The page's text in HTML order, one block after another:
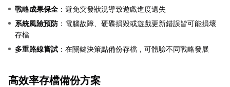
戰略成果保全 ：避免突發狀況導致遊戲進度遺失
系統風險預防：電腦故障、硬碟損毀或遊戲更新錯誤皆可能損壞
存檔
多重路線嘗試 ：在關鍵決策點備份存檔，可體驗不同戰略發展
高效率存檔備份方案